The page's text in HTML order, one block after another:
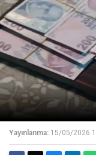
Yayınlanma: 15/05/2026